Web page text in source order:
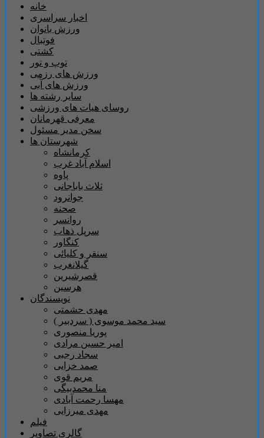
خانه
اخبار سراسری
ورزش بانوان
فوتبال
کشتی
توپ و تور
ورزش های رزمی
ورزش های آبی
سایر رشته ها
روسای هیات های ورزشی
معرفی قهرمانان
سخن مدیر مسئول
شهرستان ها
کرمانشاه
اسلام آباد غرب
پاوه
ثلاث باباجانی
جوانرود
صحنه
روانسر
سرپل ذهاب
کنگاور
سنقر و کلیائی
گیلانغرب
قصرشیرین
هرسین
نویسندگان
مهدی حشمتی
سید محمد موسوی ( سردبیر )
پوریا منصوری
امیر حسین مرادی
سجاد رجبی
صمد خزایی
مریم قوی
منا محمدبیگی
مهسا رحمت آبادی
مهدی میرزایی
فیلم
گالری تصاویر